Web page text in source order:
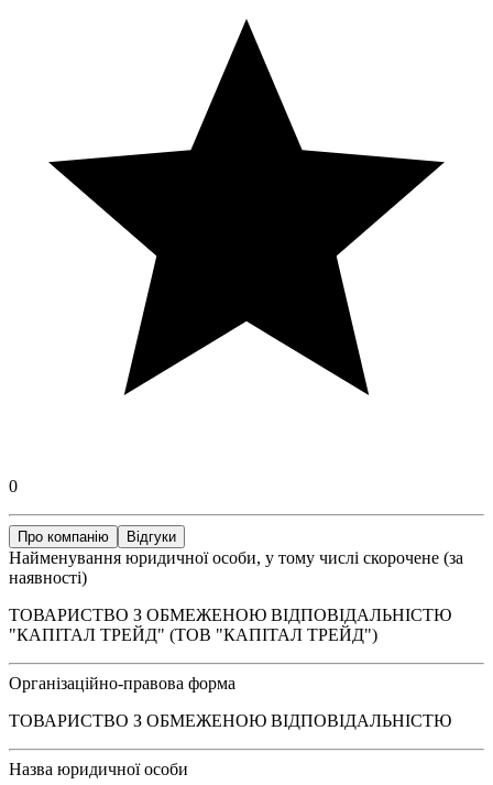
0
Про компанію Відгуки
Найменування юридичної особи, у тому числі скорочене (за
наявності)
ТОВАРИСТВО З ОБМЕЖЕНОЮ ВІДПОВІДАЛЬНІСТЮ
"КАПІТАЛ ТРЕЙД" (ТОВ "КАПІТАЛ ТРЕЙД")
Організаційно-правова форма
ТОВАРИСТВО З ОБМЕЖЕНОЮ ВІДПОВІДАЛЬНІСТЮ
Назва юридичної особи